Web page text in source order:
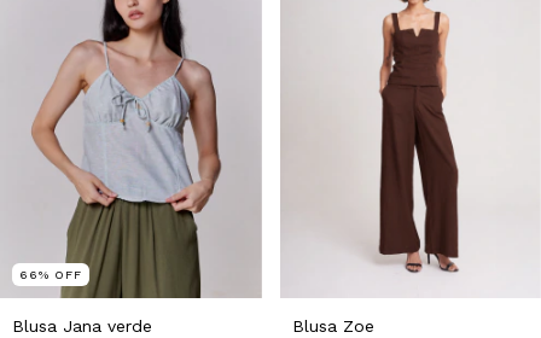
66% OFF
Blusa Jana verde Blusa Zoe